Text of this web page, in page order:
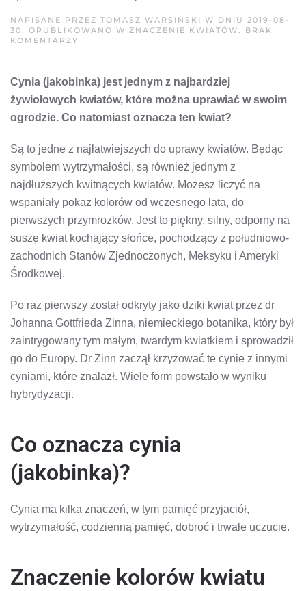
NAPISANE PRZEZ TOMASZ WARSIŃSKI W DNIU 2019-08-
30
. OPUBLIKOWANO W ZNACZENIE KWIATÓW
BRAK
KOMENTARZY
OZNACZA
CYNIA
(JAKOBINKA)?
Cynia (jakobinka) jest jednym z najbardziej
żywiołowych kwiatów, które można uprawiać w swoim
ogrodzie. Co natomiast oznacza ten kwiat?
Są to jedne z najłatwiejszych do uprawy kwiatów. Będąc
symbolem wytrzymałości, są również jednym z
najdłuższych kwitnących kwiatów. Możesz liczyć na
wspaniały pokaz kolorów od wczesnego lata, do
pierwszych przymrozków. Jest to piękny, silny, odporny na
suszę kwiat kochający słońce, pochodzący z południowo-
zachodnich Stanów Zjednoczonych, Meksyku i Ameryki
Środkowej.
Po raz pierwszy został odkryty jako dziki kwiat przez dr
Johanna Gottfrieda Zinna, niemieckiego botanika, który był
zaintrygowany tym małym, twardym kwiatkiem i sprowadził
go do Europy. Dr Zinn zaczął krzyżować te cynie z innymi
cyniami, które znalazł. Wiele form powstało w wyniku
hybrydyzacji.
Co oznacza cynia
(jakobinka)?
Cynia ma kilka znaczeń, w tym pamięć przyjaciół,
wytrzymałość, codzienną pamięć, dobroć i trwałe uczucie.
Znaczenie kolorów kwiatu